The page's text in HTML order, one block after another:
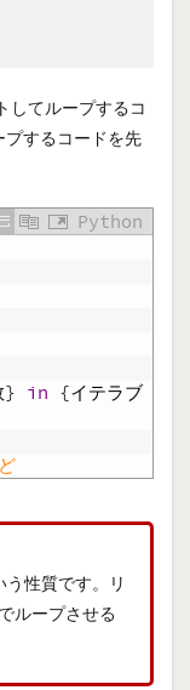
してループするコ
プするコードを先
Python
} in {イテラブ
性質です。リ
ループさせる